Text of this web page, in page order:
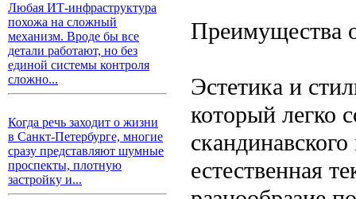
Любая ИТ-инфраструктура
похожа на сложный
механизм. Вроде бы все
детали работают, но без
единой системы контроля
сложно...
Когда речь заходит о жизни
в Санкт-Петербурге, многие
сразу представляют шумные
проспекты, плотную
застройку и...
Преимущества
Эстетика и
который легко
естественная